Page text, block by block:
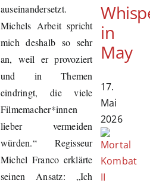
auseinandersetzt.
Michels Arbeit spricht
mich deshalb so sehr
an, weil er provoziert
und in Themen
eindringt, die viele
Filmemacher*innen
lieber vermeiden
würden.“ Regisseur
Michel Franco erklärte
seinen Ansatz: „Ich
in
May
17.
Mai
2026